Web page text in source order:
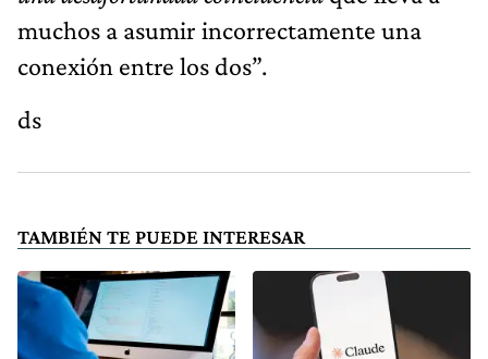
muchos a asumir incorrectamente una
conexión entre los dos”.
ds
TAMBIÉN TE PUEDE INTERESAR